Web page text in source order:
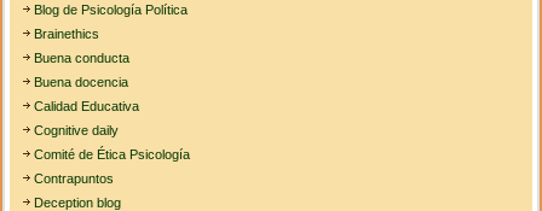
Blog de Psicología Política
Brainethics
Buena conducta
Buena docencia
Calidad Educativa
Cognitive daily
Comité de Ética Psicología
Contrapuntos
Deception blog